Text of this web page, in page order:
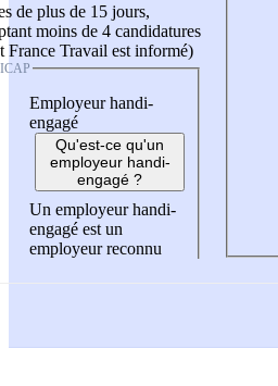
de plus de 15 jours,
moins de 4 candidatures
France Travail est informé)
Employeur handi-
engagé
Qu'est-ce qu'un
employeur handi-
engagé ?
Un employeur handi-
engagé est un
employeur reconnu